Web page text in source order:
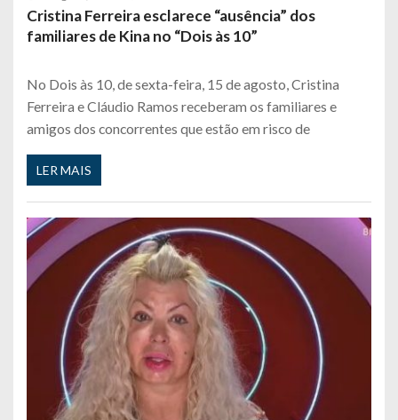
Cristina Ferreira esclarece “ausência” dos
familiares de Kina no “Dois às 10”
No Dois às 10, de sexta-feira, 15 de agosto, Cristina
Ferreira e Cláudio Ramos receberam os familiares e
amigos dos concorrentes que estão em risco de
LER MAIS